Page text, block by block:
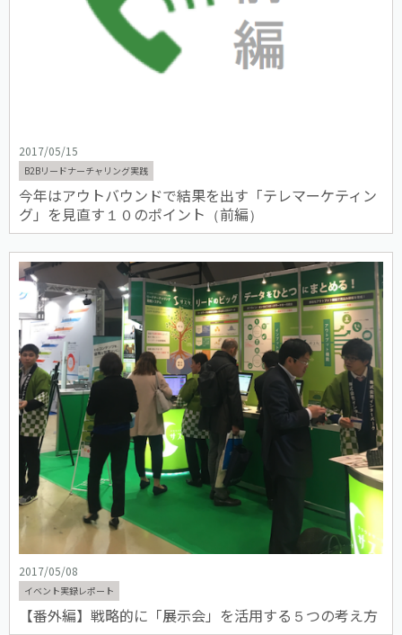
2017/05/15
B2Bリードナーチャリング実践
今年はアウトバウンドで結果を出す「テレマーケティン
グ」を見直す１０のポイント（前編）
2017/05/08
イベント実録レポート
【番外編】戦略的に「展示会」を活用する５つの考え方